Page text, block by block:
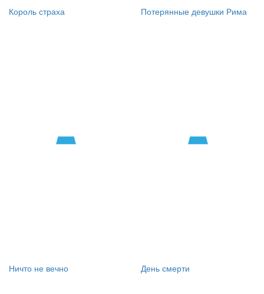
Король страха Потерянные девушки Рима
Ничто не вечно День смерти